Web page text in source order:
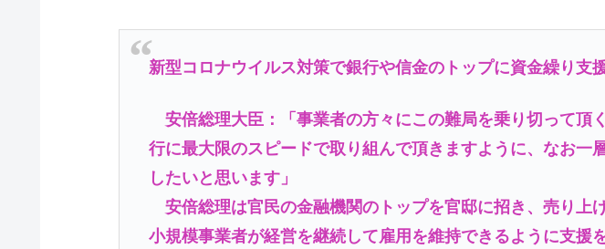
新型コロナウイルス対策で銀行や信金のトップに資金繰り支
安倍総理大臣：「事業者の方々にこの難局を乗り切って頂
行に最大限のスピードで取り組んで頂きますように、なお一
したいと思います」
安倍総理は官民の金融機関のトップを官邸に招き、売り上
小規模事業者が経営を継続して雇用を維持できるように支援